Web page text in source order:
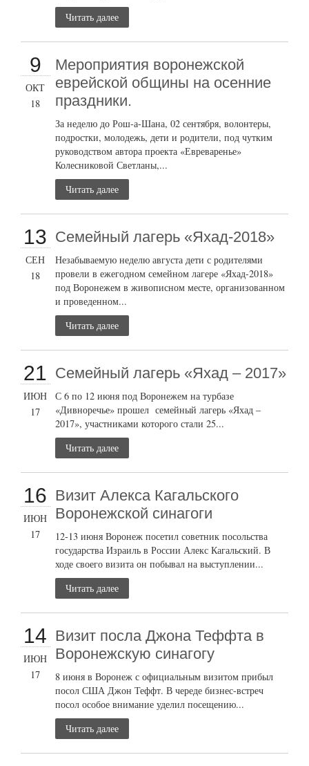
Читать далее
9
ОКТ
18
Мероприятия воронежской
еврейской общины на осенние
праздники.
За неделю до Рош-а-Шана, 02 сентября, волонтеры,
подростки, молодежь, дети и родители, под чутким
руководством автора проекта «Евреваренье»
Колесниковой Светланы,...
Читать далее
13
СЕН
18
Семейный лагерь «Яхад-2018»
Незабываемую неделю августа дети с родителями
провели в ежегодном семейном лагере «Яхад-2018»
под Воронежем в живописном месте, организованном
и проведенном...
Читать далее
21
ИЮН
17
Семейный лагерь «Яхад – 2017»
С 6 по 12 июня под Воронежем на турбазе
«Дивноречье» прошел семейный лагерь «Яхад –
2017», участниками которого стали 25...
Читать далее
16
ИЮН
17
Визит Алекса Кагальского
Воронежской синагоги
12-13 июня Воронеж посетил советник посольства
государства Израиль в России Алекс Кагальский. В
ходе своего визита он побывал на выступлении...
Читать далее
14
ИЮН
17
Визит посла Джона Теффта в
Воронежскую синагогу
8 июня в Воронеж с официальным визитом прибыл
посол США Джон Теффт. В череде бизнес-встреч
посол особое внимание уделил посещению...
Читать далее